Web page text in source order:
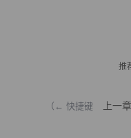
推
（← 快捷键 上一章